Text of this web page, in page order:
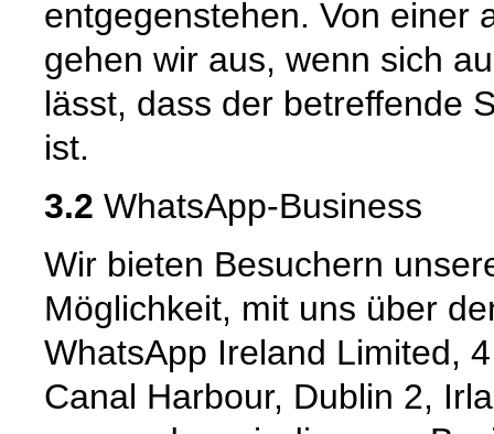
entgegenstehen. Von einer
gehen wir aus, wenn sich
lässt, dass der betreffende
ist.
3.2 WhatsApp-Business
Wir bieten Besuchern
Möglichkeit, mit uns über
WhatsApp Ireland Limited,
Canal Harbour, Dublin 2,